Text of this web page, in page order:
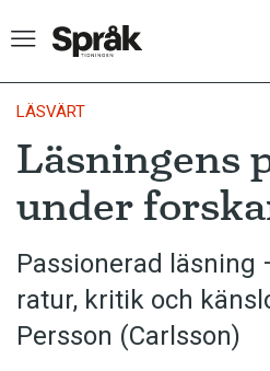
Hem
Artiklar
Krönikor
Språkfrågor
Skrivtips
LÄSVÄRT
Läsningens
under
Passionerad
ratur, kritik och
Persson (Carlsson)